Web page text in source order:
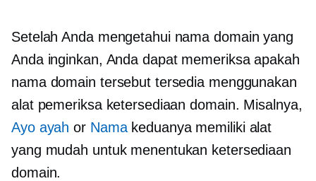
Setelah Anda mengetahui nama domain yang
Anda inginkan, Anda dapat memeriksa apakah
nama domain tersebut tersedia menggunakan
alat pemeriksa ketersediaan domain. Misalnya,
Ayo ayah or Namakeduanya memiliki alat
yang mudah untuk menentukan ketersediaan
domain.